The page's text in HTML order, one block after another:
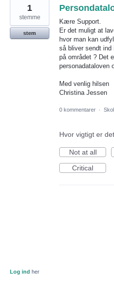
Kære Support.
Er det muligt at
hvor man kan
så bliver sendt ind
på området ? Det
personadataloven
Med venlig hilsen
Christina Jessen
1
stemme
stem
0 kommentarer ·
Hvor vigtigt er
Not at all
Critical
Log ind her